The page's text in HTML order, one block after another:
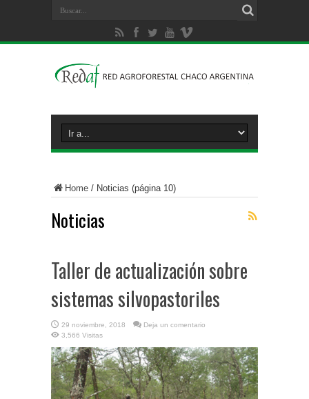
Home / Noticias (página 10)
Noticias
Taller de actualización sobre
sistemas silvopastoriles
29 noviembre, 2018
Deja un comentario
3,566 Visitas